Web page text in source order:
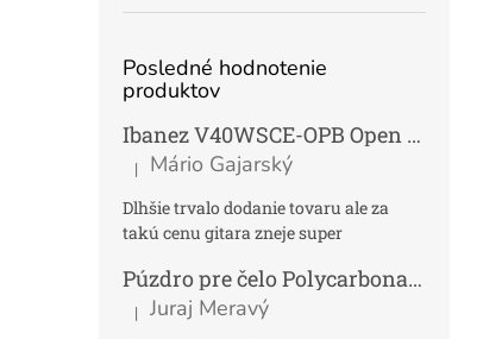
Posledné hodnotenie
produktov
Ibanez V40WSCE-OPB Open Pore Brown Elektroakustická gitara Dreadnought
Hodnotenie produktu je 4 z 5 hviezdičiek.
| Mário Gajarský
Dlhšie trvalo dodanie tovaru ale za
takú cenu gitara zneje super
Púzdro pre čelo Polycarbonat FUN
Hodnotenie produktu je 5 z 5 hviezdičiek.
| Juraj Meravý